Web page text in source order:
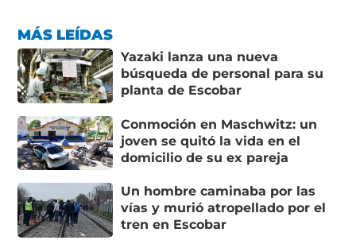
MÁS LEÍDAS
Yazaki lanza una nueva
búsqueda de personal para su
planta de Escobar
Conmoción en Maschwitz: un
joven se quitó la vida en el
domicilio de su ex pareja
Un hombre caminaba por las
vías y murió atropellado por el
tren en Escobar